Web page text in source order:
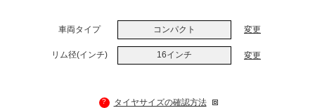
車両タイプ コンパクト 変更
リム径(インチ) 16インチ 変更
? タイヤサイズの確認方法